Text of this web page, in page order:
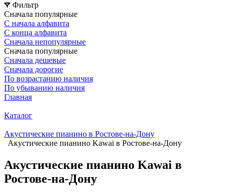
Фильтр
Сначала популярные
С начала алфавита
С конца алфавита
Сначала непопулярные
Сначала популярные
Сначала дешевые
Сначала дорогие
По возрастанию наличия
По убыванию наличия
Главная
Каталог
Акустические пианино в Ростове-на-Дону
Акустические пианино Kawai в Ростове-на-Дону
Акустические пианино Kawai в
Ростове-на-Дону